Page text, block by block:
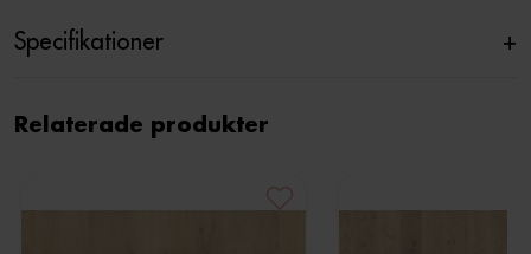
Specifikationer +
Relaterade produkter